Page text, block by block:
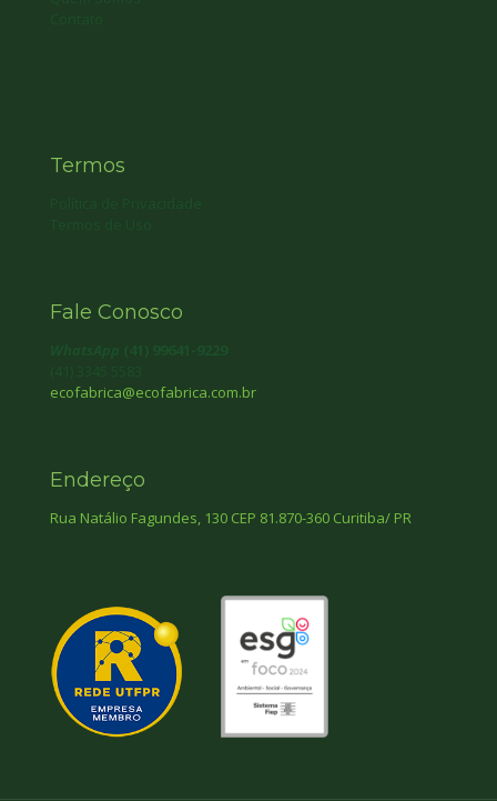
Termos
Fale Conosco
ecofabrica@ecofabrica.com.br
Endereço
Rua Natálio Fagundes, 130 CEP 81.870-360 Curitiba/ PR